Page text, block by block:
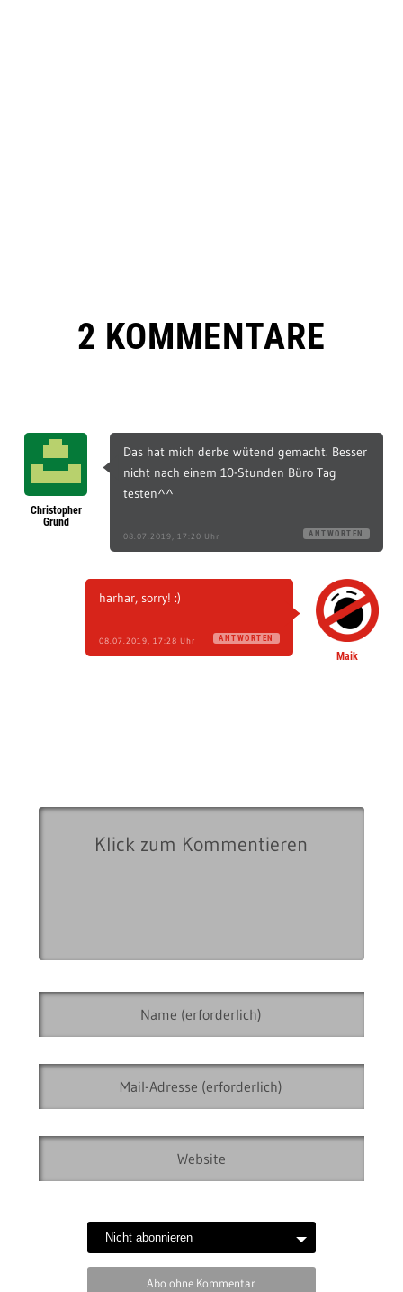
2 KOMMENTARE
Christopher
Grund
Das hat mich derbe wütend gemacht. Besser
nicht nach einem 10-Stunden Büro Tag
testen^^
08.07.2019, 17:20 Uhr ANTWORTEN
Maik
harhar, sorry! :)
08.07.2019, 17:28 Uhr ANTWORTEN
Abo ohne Kommentar